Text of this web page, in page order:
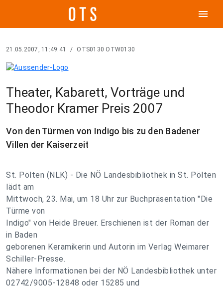
menu
21.05.2007, 11:49:41 / OTS0130 OTW0130
Theater, Kabarett, Vorträge und
Theodor Kramer Preis 2007
Von den Türmen von Indigo bis zu den Badener
Villen der Kaiserzeit
St. Pölten (NLK) - Die NÖ Landesbibliothek in St. Pölten
lädt am
Mittwoch, 23. Mai, um 18 Uhr zur Buchpräsentation "Die
Türme von
Indigo" von Heide Breuer. Erschienen ist der Roman der
in Baden
geborenen Keramikerin und Autorin im Verlag Weimarer
Schiller-Presse.
Nähere Informationen bei der NÖ Landesbibliothek unter
02742/9005-12848 oder 15285 und